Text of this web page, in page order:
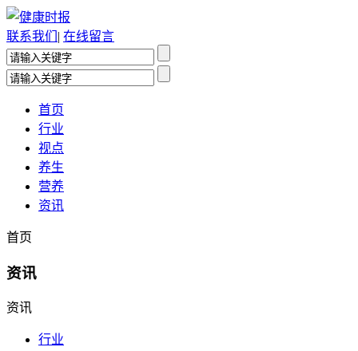
联系我们 | 在线留言
首页
行业
视点
养生
营养
资讯
首页
资讯
资讯
行业